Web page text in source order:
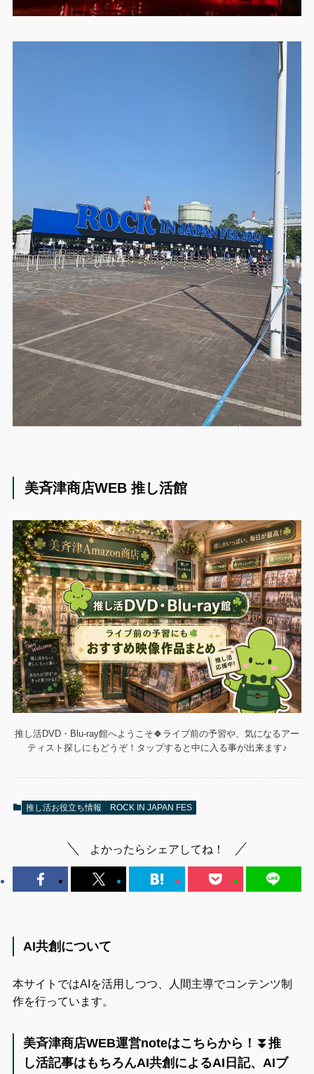
美斉津商店WEB 推し活館
推し活DVD・Blu-ray館へようこそ🍀ライブ前の予習や、気になるアー
ティスト探しにもどうぞ！タップすると中に入る事が出来ます♪
推し活お役立ち情報 ROCK IN JAPAN FES
よかったらシェアしてね！
AI共創について
本サイトではAIを活用しつつ、人間主導でコンテンツ制
作を行っています。
美斉津商店WEB運営noteはこちらから！⏬️推
し活記事はもちろんAI共創によるAI日記、AIブ